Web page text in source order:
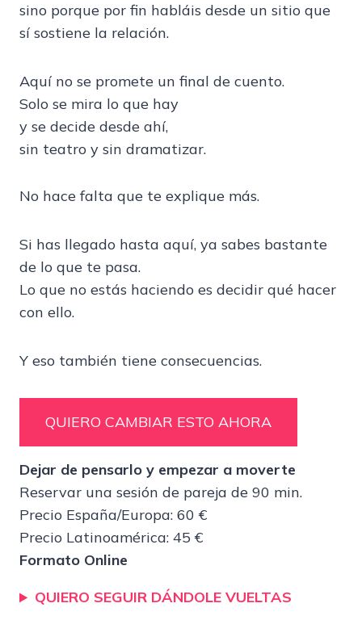
sino porque por fin habláis desde un sitio que
sí sostiene la relación.
Aquí no se promete un final de cuento.
Solo se mira lo que hay
y se decide desde ahí,
sin teatro y sin dramatizar.
No hace falta que te explique más.
Si has llegado hasta aquí, ya sabes bastante
de lo que te pasa.
Lo que no estás haciendo es decidir qué hacer
con ello.
Y eso también tiene consecuencias.
QUIERO CAMBIAR ESTO AHORA
Dejar de pensarlo y empezar a moverte
Reservar una sesión de pareja de 90 min.
Precio España/Europa: 60 €
Precio Latinoamérica: 45 €
Formato Online
QUIERO SEGUIR DÁNDOLE VUELTAS